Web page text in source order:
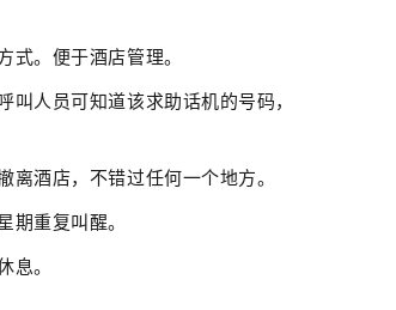
式。便于酒店管理。
人员可知道该求助话机的号码，
酒店，不错过任何一个地方。
期重复叫醒。
息。